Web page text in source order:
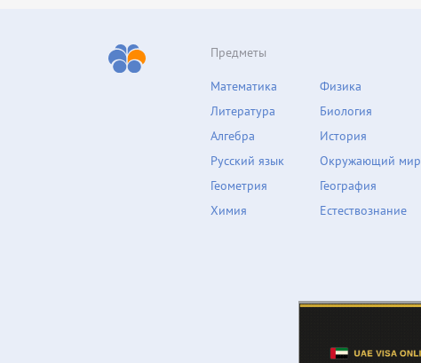
Предметы
Математика
Литература
Алгебра
Русский язык
Геометрия
Химия
Физика
Биология
История
Окружающий мир
География
Естествознание